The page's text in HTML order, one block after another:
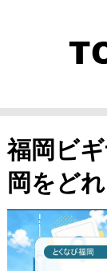
福岡ビ
岡をど